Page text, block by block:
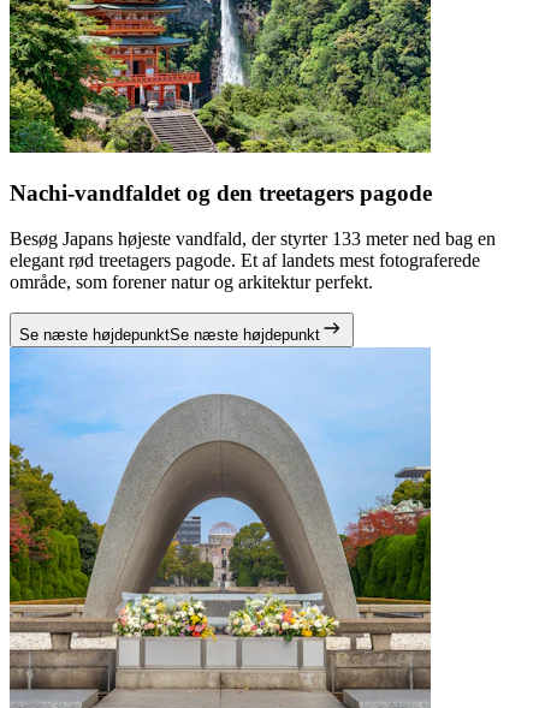
Nachi-vandfaldet og den treetagers pagode
Besøg Japans højeste vandfald, der styrter 133 meter ned bag en
elegant rød treetagers pagode. Et af landets mest fotograferede
område, som forener natur og arkitektur perfekt.
Se næste højdepunktSe næste højdepunkt